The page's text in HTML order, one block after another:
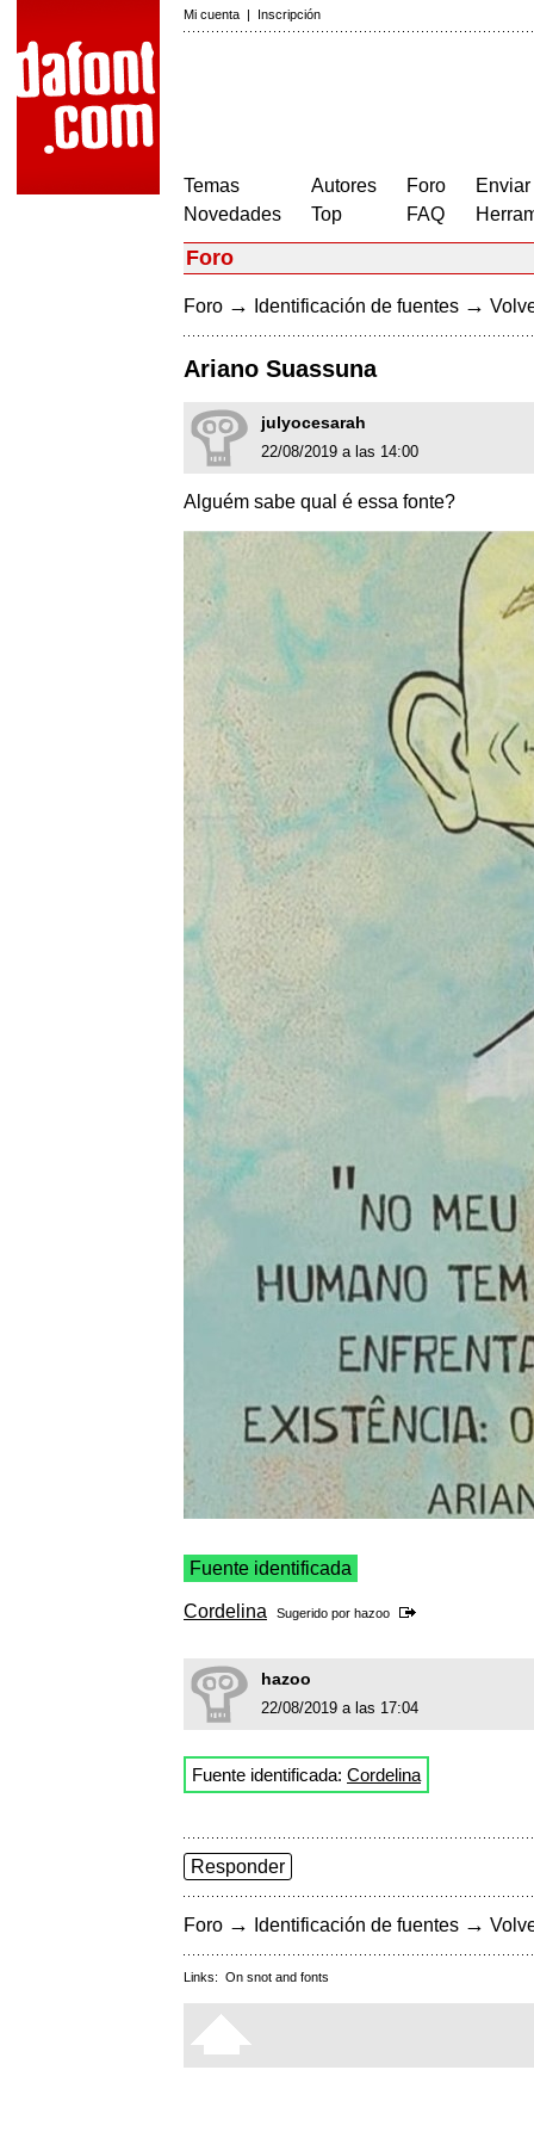
Mi cuenta | Inscripción
Temas
Novedades
Autores
Top
Foro
FAQ
Foro
Foro → Identificación de fuentes →
Ariano Suassuna
julyocesarah
22/08/2019 a las 14:00
Alguém sabe qual é essa fonte?
Fuente identificada
Cordelina Sugerido por hazoo
hazoo
22/08/2019 a las 17:04
Fuente identificada: Cordelina
Responder
Foro → Identificación de fuentes →
Links: On snot and fonts